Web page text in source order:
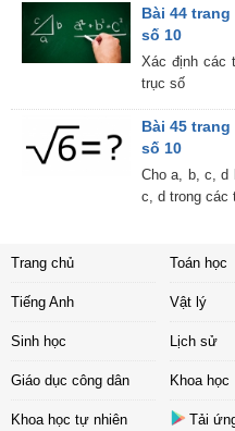
Bài 44
số 10
Xác định các
trục số
Bài 45
số 10
Cho a, b, c, d
c, d trong các
Trang chủ Toán học
Tiếng Anh Vật lý
Sinh học Lịch sử
Giáo dục công dân Khoa học
Khoa học tự nhiên Tải